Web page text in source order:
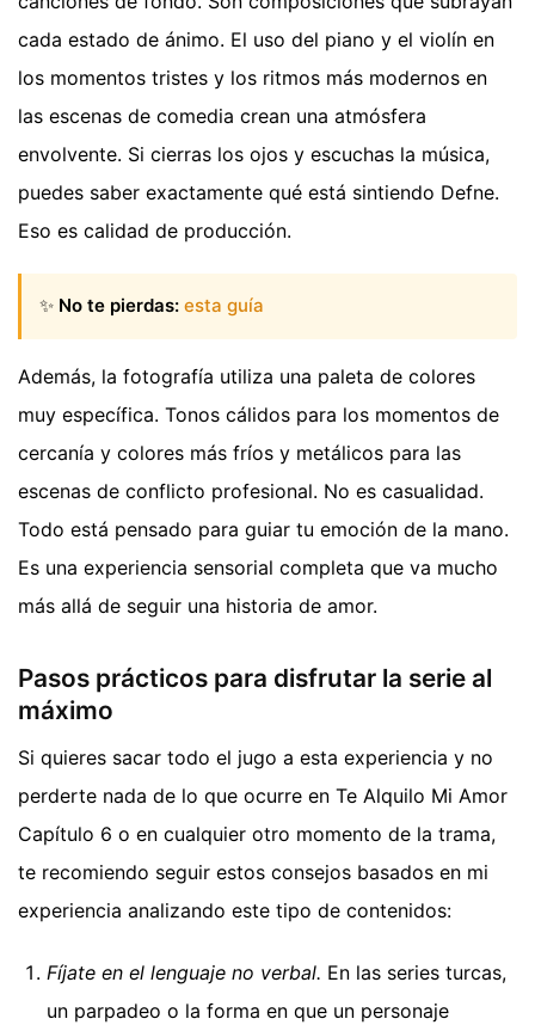
cada estado de ánimo. El uso del piano y el violín en
los momentos tristes y los ritmos más modernos en
las escenas de comedia crean una atmósfera
envolvente. Si cierras los ojos y escuchas la música,
puedes saber exactamente qué está sintiendo Defne.
Eso es calidad de producción.
✨ No te pierdas: esta guía
Además, la fotografía utiliza una paleta de colores
muy específica. Tonos cálidos para los momentos de
cercanía y colores más fríos y metálicos para las
escenas de conflicto profesional. No es casualidad.
Todo está pensado para guiar tu emoción de la mano.
Es una experiencia sensorial completa que va mucho
más allá de seguir una historia de amor.
Pasos prácticos para disfrutar la serie al
máximo
Si quieres sacar todo el jugo a esta experiencia y no
perderte nada de lo que ocurre en Te Alquilo Mi Amor
Capítulo 6 o en cualquier otro momento de la trama,
te recomiendo seguir estos consejos basados en mi
experiencia analizando este tipo de contenidos:
Fíjate en el lenguaje no verbal. En las series turcas,
un parpadeo o la forma en que un personaje